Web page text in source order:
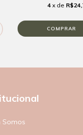
4 x de
Somos